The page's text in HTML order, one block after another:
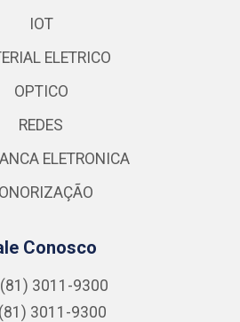
IOT
ELETRICO
OPTICO
REDES
ELETRONICA
Conosco
(81) 3011-9300
(81) 3011-9300